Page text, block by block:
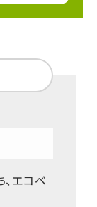
エコベ